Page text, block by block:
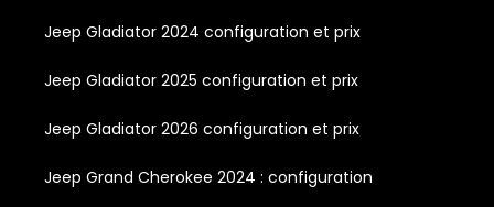
Jeep Gladiator 2024 configuration et prix
Jeep Gladiator 2025 configuration et prix
Jeep Gladiator 2026 configuration et prix
Jeep Grand Cherokee 2024 : configuration